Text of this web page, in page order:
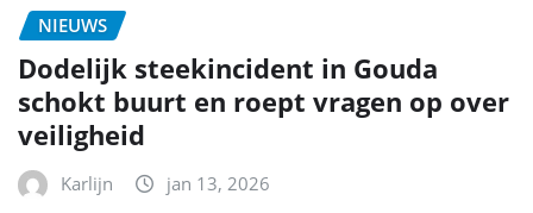
NIEUWS
Dodelijk steekincident in Gouda
schokt buurt en roept vragen op over
veiligheid
Karlijn jan 13, 2026